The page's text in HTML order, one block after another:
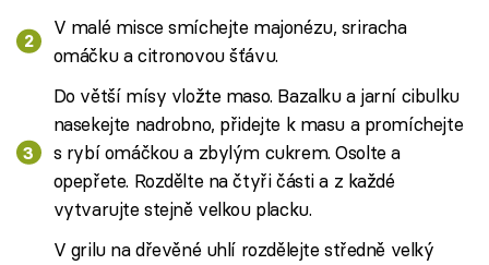
V malé misce smíchejte majonézu, sriracha
omáčku a citronovou šťávu.
Do větší mísy vložte maso. Bazalku a jarní cibulku
nasekejte nadrobno, přidejte k masu a promíchejte
s rybí omáčkou a zbylým cukrem. Osolte a
opepřete. Rozdělte na čtyři části a z každé
vytvarujte stejně velkou placku.
V grilu na dřevěné uhlí rozdělejte středně velký